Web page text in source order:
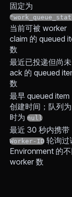
固定为
当前可被 worker
claim 的 queued
数
最近已投递但尚未
ack 的 queued
数
最早 queued item
创建时间；队列
时为 null
最近 30 秒内携带
Worker-ID 轮询过
Environment 的
worker 数